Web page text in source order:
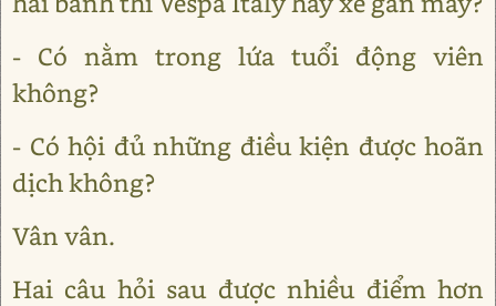
- Có nằm trong lứa tuổi động viên
không?
- Có hội đủ những điều kiện được hoãn
dịch không?
Vân vân.
Hai câu hỏi sau được nhiều điểm hơn